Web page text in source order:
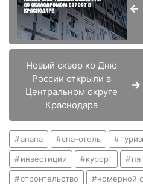
Новый сквер ко Дню
России открыли в
Центральном округе
Краснодара
анапа спа-отель
инвестиции курорт
строительство номерной